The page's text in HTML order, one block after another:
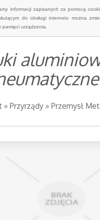
informacji zapisanych za pomocą
do obsługi internetu można
urządzenia.
» Przyrządy » Przemysł